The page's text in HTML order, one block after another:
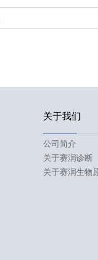
关于我们
公司简介
关于赛润诊断
关于赛润生物